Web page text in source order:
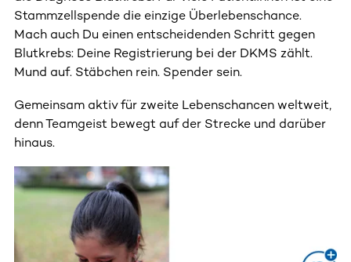
Stammzellspende die einzige Überlebenschance.
Mach auch Du einen entscheidenden Schritt gegen
Blutkrebs: Deine Registrierung bei der DKMS zählt.
Mund auf. Stäbchen rein. Spender sein.
Gemeinsam aktiv für zweite Lebenschancen weltweit,
denn Teamgeist bewegt auf der Strecke und darüber
hinaus.